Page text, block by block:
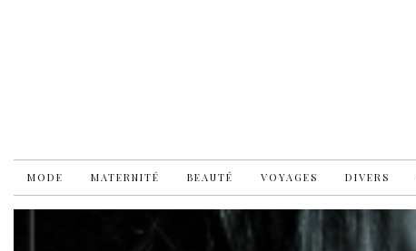
MODE MATERNITÉ BEAUTÉ VOYAGES DIVERS